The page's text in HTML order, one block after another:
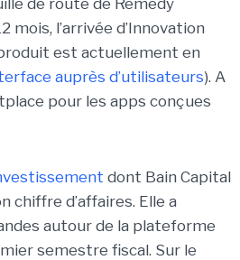
de route de Remedy
l’arrivée d’Innovation
est actuellement en
auprès d’utilisateurs). A
pour les apps conçues
dont Bain Capital
chiffre d’affaires. Elle a
autour de la plateforme
semestre fiscal. Sur le